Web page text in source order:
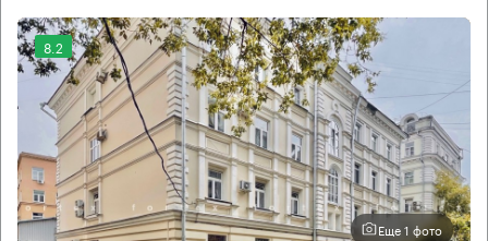
8.2
Еще 1 фото